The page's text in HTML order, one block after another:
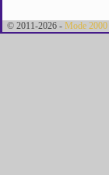
© 2011-2026 - Mode 2000